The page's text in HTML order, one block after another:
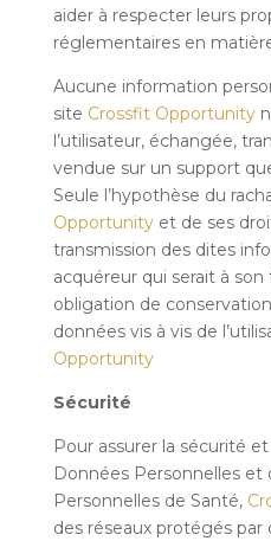
aider à respecter leurs
réglementaires en
Aucune information
site Crossfit Opportunity
l’utilisateur, échangée,
vendue sur un support
Seule l’hypothèse du
Opportunityet de ses
transmission des dites
acquéreur qui serait à
obligation de
données vis à vis de
Opportunity
Sécurité
Pour assurer la sécurité
Données Personnelles et
Personnelles de Santé,
des réseaux protégés par